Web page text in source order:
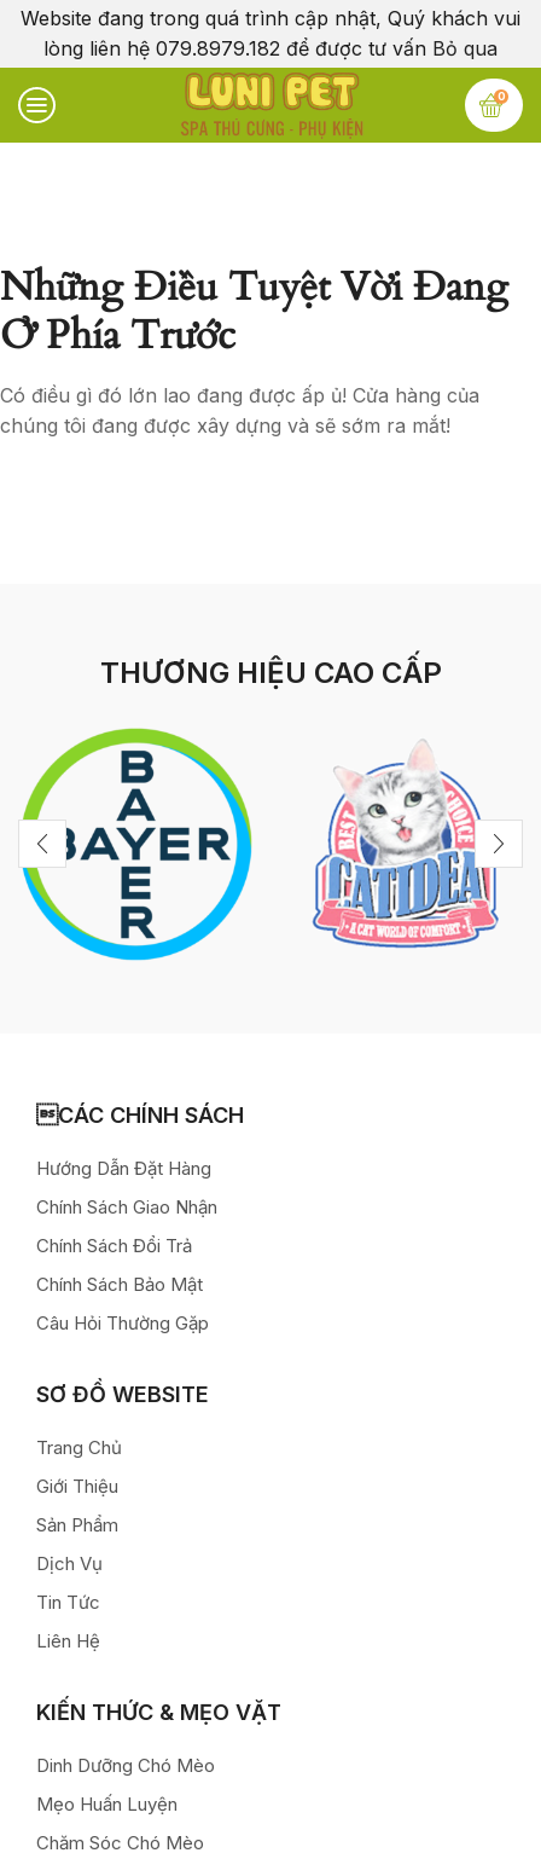
Website đang trong quá trình cập nhật, Quý khách vui
lòng liên hệ 079.8979.182 để được tư vấn Bỏ qua
0
Những Điều Tuyệt Vời Đang
Ở Phía Trước
Có điều gì đó lớn lao đang được ấp ủ! Cửa hàng của
chúng tôi đang được xây dựng và sẽ sớm ra mắt!
THƯƠNG HIỆU CAO CẤP
CÁC CHÍNH SÁCH
Hướng Dẫn Đặt Hàng
Chính Sách Giao Nhận
Chính Sách Đổi Trả
Chính Sách Bảo Mật
Câu Hỏi Thường Gặp
SƠ ĐỒ WEBSITE
Trang Chủ
Giới Thiệu
Sản Phẩm
Dịch Vụ
Tin Tức
Liên Hệ
KIẾN THỨC & MẸO VẶT
Dinh Dưỡng Chó Mèo
Mẹo Huấn Luyện
Chăm Sóc Chó Mèo